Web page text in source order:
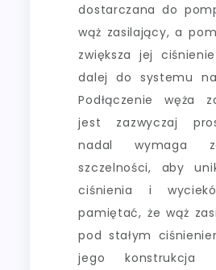
dostarczana do
wąż zasilający, a
zwiększa jej
dalej do systemu
Podłączenie węża
jest zazwyczaj
nadal wymaga
szczelności, aby
ciśnienia i
pamiętać, że wąż
pod stałym
jego konstrukcja